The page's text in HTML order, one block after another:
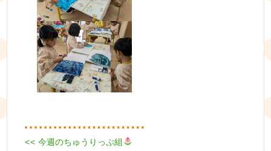
Previous
<< 今週のちゅうりっぷ組